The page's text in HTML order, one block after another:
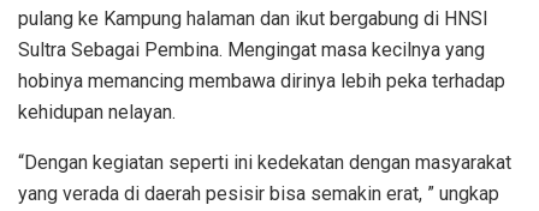
pulang ke Kampung halaman dan ikut bergabung di HNSI
Sultra Sebagai Pembina. Mengingat masa kecilnya yang
hobinya memancing membawa dirinya lebih peka terhadap
kehidupan nelayan.
“Dengan kegiatan seperti ini kedekatan dengan masyarakat
yang verada di daerah pesisir bisa semakin erat, ” ungkap